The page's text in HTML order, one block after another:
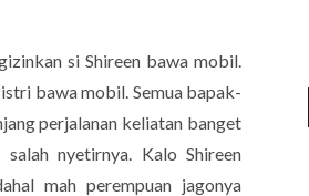
si Shireen bawa mobil.
bawa mobil. Semua bapak-
perjalanan keliatan banget
nyetirnya. Kalo Shireen
mah perempuan jagonya